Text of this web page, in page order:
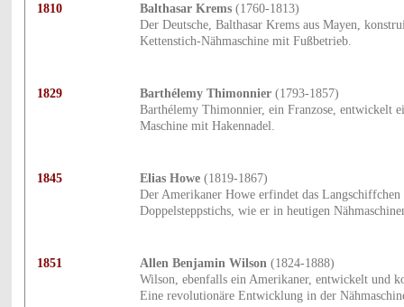
1810 Balthasar Krems(1760-1813)
Der Deutsche, Balthasar Krems aus Mayen,
Kettenstich-Nähmaschine mit Fußbetrieb.
1829 Barthélemy Thimonnier(1793-1857)
Barthélemy Thimonnier, ein Franzose, entwickelt
Maschine mit Hakennadel.
1845 Elias Howe(1819-1867)
Der Amerikaner Howe erfindet das Langschiffchen
Doppelsteppstichs, wie er in heutigen
1851 Allen Benjamin Wilson (1824-1888)
Wilson, ebenfalls ein Amerikaner, entwickelt und
Eine revolutionäre Entwicklung in der